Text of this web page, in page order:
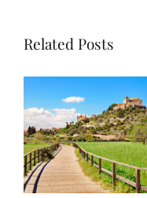
Related Posts